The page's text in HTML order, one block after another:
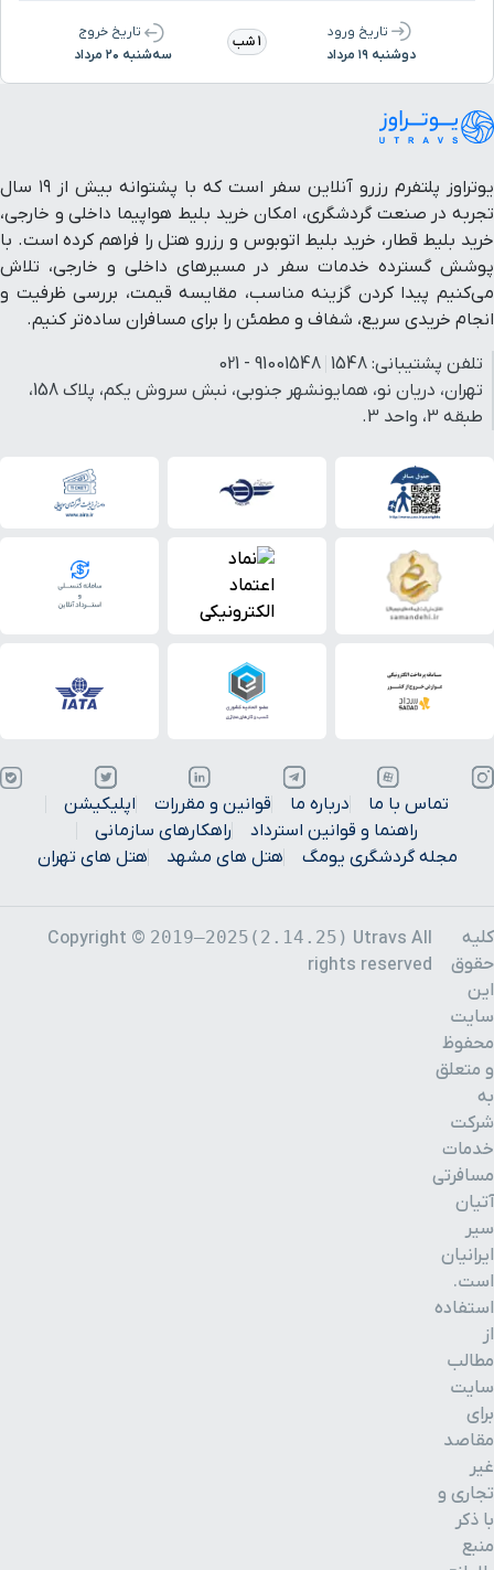
تاریخ ورود
دوشنبه ۱۹ مرداد
1 شب
تاریخ خروج
سه‌شنبه ۲۰ مرداد
یوتراوز پلتفرم رزرو آنلاین سفر است که با پشتوانه بیش از ۱۹ سال
تجربه در صنعت گردشگری، امکان خرید بلیط هواپیما داخلی و خارجی،
خرید بلیط قطار، خرید بلیط اتوبوس و رزرو هتل را فراهم کرده است. با
پوشش گسترده خدمات سفر در مسیرهای داخلی و خارجی، تلاش
می‌کنیم پیدا کردن گزینه مناسب، مقایسه قیمت، بررسی ظرفیت و
انجام خریدی سریع، شفاف و مطمئن را برای مسافران ساده‌تر کنیم.
تلفن پشتیبانی: 1548
91001548 - 021
تهران، دریان نو، همایونشهر جنوبی، نبش سروش یکم، پلاک 158،
طبقه 3، واحد 3.
تماس با ما درباره ما قوانین و مقررات
اپلیکیشن
راهنما و قوانین استرداد
راهکارهای سازمانی
مجله گردشگری یومگ
هتل های مشهد هتل های تهران
کلیه
حقوق
این
سایت
محفوظ
و متعلق
به
شرکت
خدمات
مسافرتی
آتیان
سیر
ایرانیان
است.
استفاده
از
مطالب
سایت
برای
مقاصد
غیر
تجاری و
با ذکر
منبع
Copyright © 2019–2025(2.14.25) Utravs All
rights reserved